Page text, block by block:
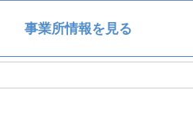
事業所情報を見る